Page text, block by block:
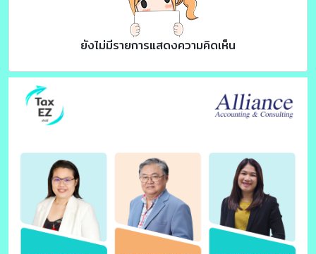
ยังไม่มีรายการแสดงความคิดเห็น